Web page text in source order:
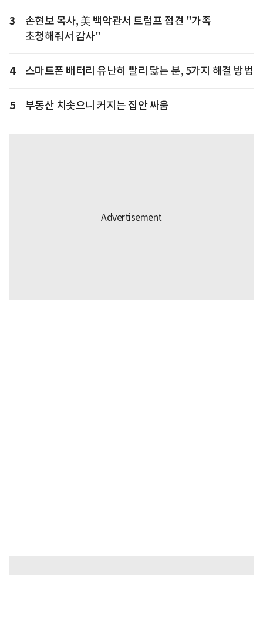
3
손현보 목사, 美 백악관서 트럼프 접견 "가족
초청해줘서 감사"
4 스마트폰 배터리 유난히 빨리 닳는 분, 5가지 해결 방법
5 부동산 치솟으니 커지는 집안 싸움